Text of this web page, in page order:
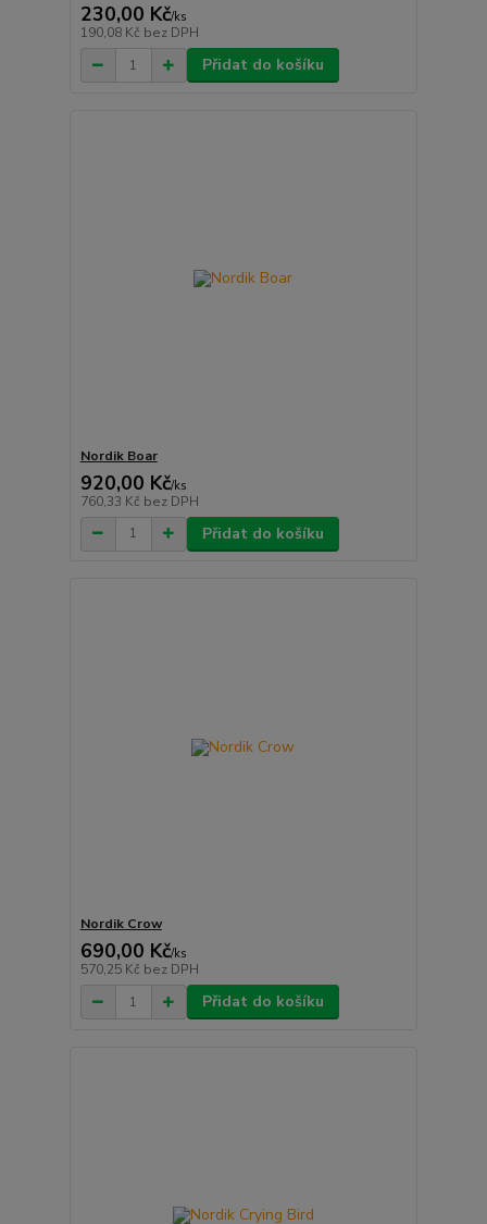
230,00 Kč/ks
190,08 Kč bez DPH
Přidat do košíku
Nordik Boar
920,00 Kč/ks
760,33 Kč bez DPH
Přidat do košíku
Nordik Crow
690,00 Kč/ks
570,25 Kč bez DPH
Přidat do košíku